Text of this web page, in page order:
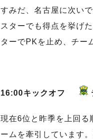
すみだ、名古屋に次い
スターでも得点を挙げ
ターでPKを止め、チー
16:00キックオフ
現在6位と昨季を上回る
ームを牽引しています